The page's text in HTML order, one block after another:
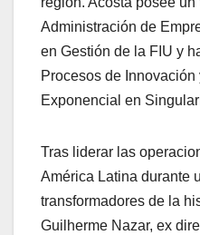
Administración de
en Gestión de la FIU y
Procesos de
Exponencial en
Tras liderar las
América Latina durante
transformadores de la
Guilherme Nazar, ex